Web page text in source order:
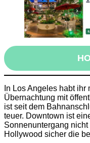
In Los Angeles habt
Übernachtung mit
ist seit dem
teuer. Downtown ist
Sonnenuntergang
Hollywood sicher die